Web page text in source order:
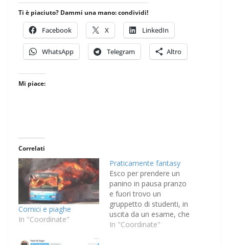
Ti è piaciuto? Dammi una mano: condividi!
Facebook X LinkedIn
WhatsApp Telegram Altro
Mi piace:
Correlati
Cornici e piaghe
In "Coordinate"
Praticamente fantasy
Esco per prendere un
panino in pausa pranzo
e fuori trovo un
gruppetto di studenti, in
uscita da un esame, che
fa capannello e
In "Coordinate"